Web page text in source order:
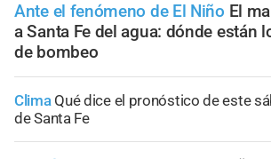
Ante el fenómeno de El Niño El
a Santa Fe del agua: dónde están
de bombeo
Clima Qué dice el pronóstico de este
de Santa Fe